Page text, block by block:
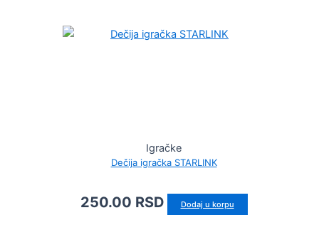
Igračke
Dečija igračka STARLINK
250.00 RSD Dodaj u korpu